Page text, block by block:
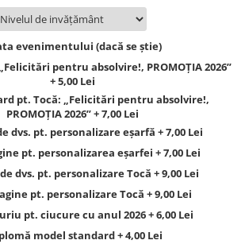
evenimentului (dacă se știe)
pentru absolvire!, PROMOȚIA 2026”
+ 5,00 Lei
pt. Tocă: „Felicitări pentru absolvire!,
PROMOȚIA 2026” + 7,00 Lei
dvs. pt. personalizare eșarfă + 7,00 Lei
pt. personalizarea eșarfei + 7,00 Lei
dvs. pt. personalizare Tocă + 9,00 Lei
pt. personalizare Tocă + 9,00 Lei
pt. ciucure cu anul 2026 + 6,00 Lei
model standard + 4,00 Lei